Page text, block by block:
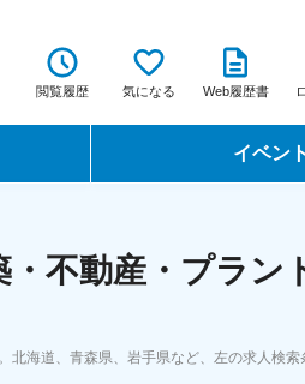
閲覧履歴 気になる Web履歴書
イベント
転職フェア
・不動産・プラン
海道、青森県、岩手県など、左の求人検索